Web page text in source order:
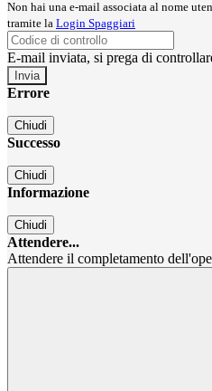
Non hai una e-mail associata al nome
tramite la Login Spaggiari
E-mail inviata, si prega di
Errore
Chiudi
Successo
Chiudi
Informazione
Chiudi
Attendere...
Attendere il completamento